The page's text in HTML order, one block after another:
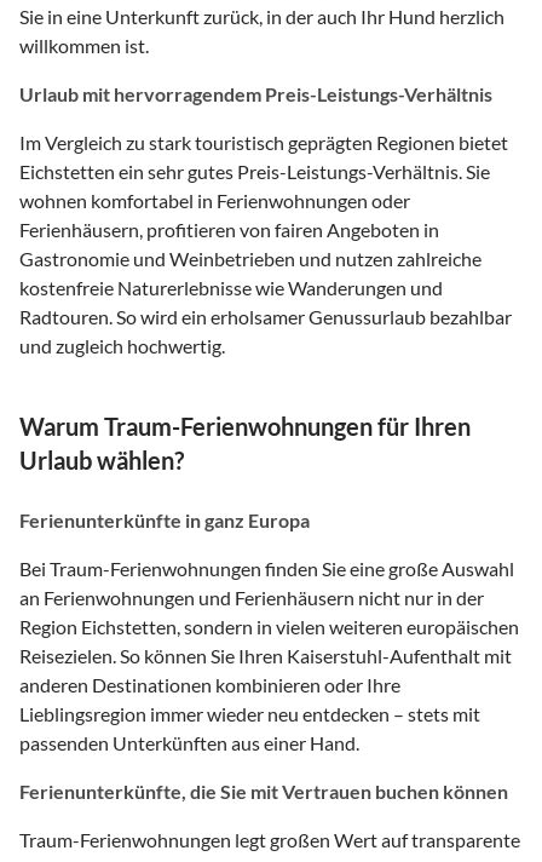
Sie in eine Unterkunft zurück, in der auch Ihr Hund herzlich
willkommen ist.
Urlaub mit hervorragendem Preis-Leistungs-Verhältnis
Im Vergleich zu stark touristisch geprägten Regionen bietet
Eichstetten ein sehr gutes Preis-Leistungs-Verhältnis. Sie
wohnen komfortabel in Ferienwohnungen oder
Ferienhäusern, profitieren von fairen Angeboten in
Gastronomie und Weinbetrieben und nutzen zahlreiche
kostenfreie Naturerlebnisse wie Wanderungen und
Radtouren. So wird ein erholsamer Genussurlaub bezahlbar
und zugleich hochwertig.
Warum Traum-Ferienwohnungen für Ihren
Urlaub wählen?
Ferienunterkünfte in ganz Europa
Bei Traum-Ferienwohnungen finden Sie eine große Auswahl
an Ferienwohnungen und Ferienhäusern nicht nur in der
Region Eichstetten, sondern in vielen weiteren europäischen
Reisezielen. So können Sie Ihren Kaiserstuhl-Aufenthalt mit
anderen Destinationen kombinieren oder Ihre
Lieblingsregion immer wieder neu entdecken – stets mit
passenden Unterkünften aus einer Hand.
Ferienunterkünfte, die Sie mit Vertrauen buchen können
Traum-Ferienwohnungen legt großen Wert auf transparente